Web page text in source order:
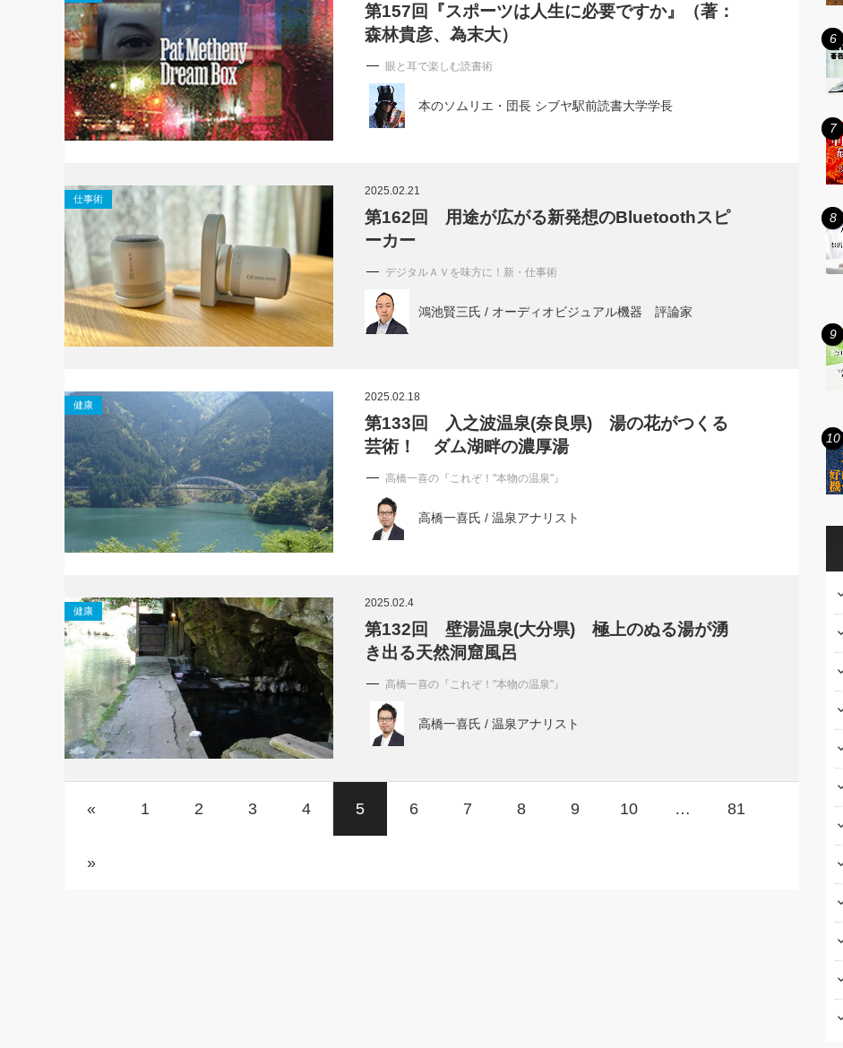
第157回『スポーツは人生に必要ですか』（著：
森林貴彦、為末大）
眼と耳で楽しむ読書術
本のソムリエ・団長 シブヤ駅前読書大学学長
仕事術
2025.02.21
第162回 用途が広がる新発想のBluetoothスピ
ーカー
デジタルＡＶを味方に！新・仕事術
鴻池賢三氏 / オーディオビジュアル機器 評論家
健康
2025.02.18
第133回 入之波温泉(奈良県) 湯の花がつくる
芸術！ ダム湖畔の濃厚湯
高橋一喜の『これぞ！"本物の温泉"』
高橋一喜氏 / 温泉アナリスト
健康
2025.02.4
第132回 壁湯温泉(大分県) 極上のぬる湯が湧
き出る天然洞窟風呂
高橋一喜の『これぞ！"本物の温泉"』
高橋一喜氏 / 温泉アナリスト
« 1 2 3 4 5 6 7 8 9 10 … 81
»
6
7
8
9
10